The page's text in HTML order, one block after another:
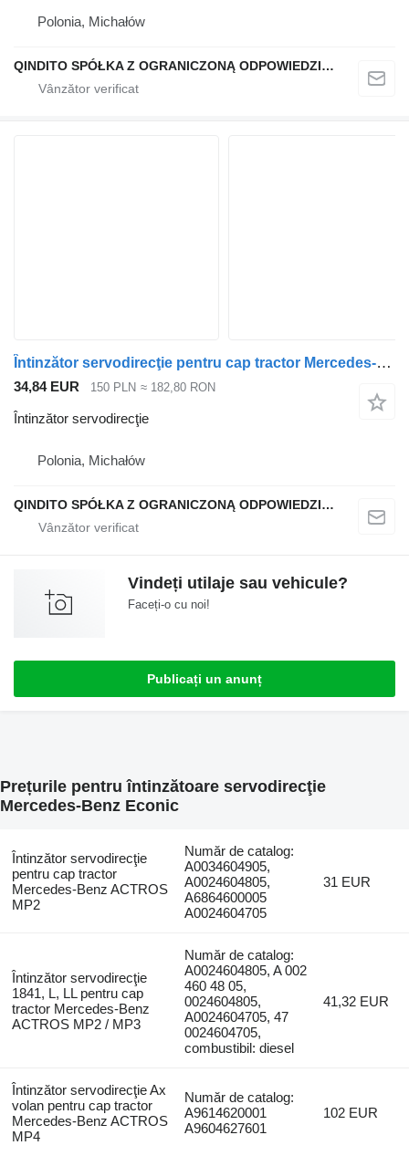
Polonia, Michałów
QINDITO SPÓŁKA Z OGRANICZONĄ ODPOWIEDZIALNOŚCIĄ
Întinzător servodirecţie pentru cap tractor Mercedes-Benz ATEGO II
34,84 EUR 150 PLN ≈ 182,80 RON
Întinzător servodirecţie
Polonia, Michałów
QINDITO SPÓŁKA Z OGRANICZONĄ ODPOWIEDZIALNOŚCIĄ
Vindeți utilaje sau vehicule?
Faceți-o cu noi!
Publicați un anunț
Prețurile pentru întinzătoare servodirecţie
Mercedes-Benz Econic
Întinzător servodirecţie
pentru cap tractor
Mercedes-Benz ACTROS
MP2
Număr de catalog:
A0034604905,
A0024604805,
A6864600005
A0024604705
31 EUR
Întinzător servodirecţie
1841, L, LL pentru cap
tractor Mercedes-Benz
ACTROS MP2 / MP3
Număr de catalog:
A0024604805, A 002
460 48 05,
0024604805,
A0024604705, 47
0024604705,
combustibil: diesel
41,32 EUR
Întinzător servodirecţie Ax
volan pentru cap tractor
Mercedes-Benz ACTROS
MP4
Număr de catalog:
A9614620001
A9604627601
102 EUR